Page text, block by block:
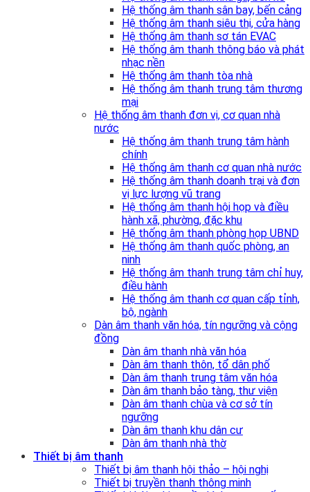
Hệ thống âm thanh sân bay, bến cảng
Hệ thống âm thanh siêu thị, cửa hàng
Hệ thống âm thanh sơ tán EVAC
Hệ thống âm thanh thông báo và phát
nhạc nền
Hệ thống âm thanh tòa nhà
Hệ thống âm thanh trung tâm thương
mại
Hệ thống âm thanh đơn vị, cơ quan nhà
nước
Hệ thống âm thanh trung tâm hành
chính
Hệ thống âm thanh cơ quan nhà nước
Hệ thống âm thanh doanh trại và đơn
vị lực lượng vũ trang
Hệ thống âm thanh hội họp và điều
hành xã, phường, đặc khu
Hệ thống âm thanh phòng họp UBND
Hệ thống âm thanh quốc phòng, an
ninh
Hệ thống âm thanh trung tâm chỉ huy,
điều hành
Hệ thống âm thanh cơ quan cấp tỉnh,
bộ, ngành
Dàn âm thanh văn hóa, tín ngưỡng và cộng
đồng
Dàn âm thanh nhà văn hóa
Dàn âm thanh thôn, tổ dân phố
Dàn âm thanh trung tâm văn hóa
Dàn âm thanh bảo tàng, thư viện
Dàn âm thanh chùa và cơ sở tín
ngưỡng
Dàn âm thanh khu dân cư
Dàn âm thanh nhà thờ
Thiết bị âm thanh
Thiết bị âm thanh hội thảo – hội nghị
Thiết bị truyền thanh thông minh